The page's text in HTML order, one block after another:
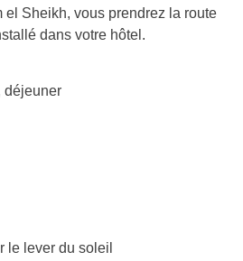
el Sheikh, vous prendrez la route
dans votre hôtel.
déjeuner
le lever du soleil